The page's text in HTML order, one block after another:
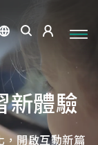
量
間
卓越影像處理
新體驗
，開啟互動新篇
界